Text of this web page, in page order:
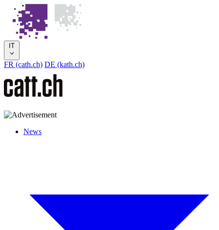
IT
FR (cath.ch) DE (kath.ch)
News